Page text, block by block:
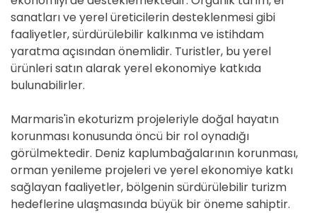
sanatları ve yerel üreticilerin desteklenmesi gibi
faaliyetler, sürdürülebilir kalkınma ve istihdam
yaratma açısından önemlidir. Turistler, bu yerel
ürünleri satın alarak yerel ekonomiye katkıda
bulunabilirler.
Marmaris'in ekoturizm projeleriyle doğal hayatın
korunması konusunda öncü bir rol oynadığı
görülmektedir. Deniz kaplumbağalarının korunması,
orman yenileme projeleri ve yerel ekonomiye katkı
sağlayan faaliyetler, bölgenin sürdürülebilir turizm
hedeflerine ulaşmasında büyük bir öneme sahiptir.